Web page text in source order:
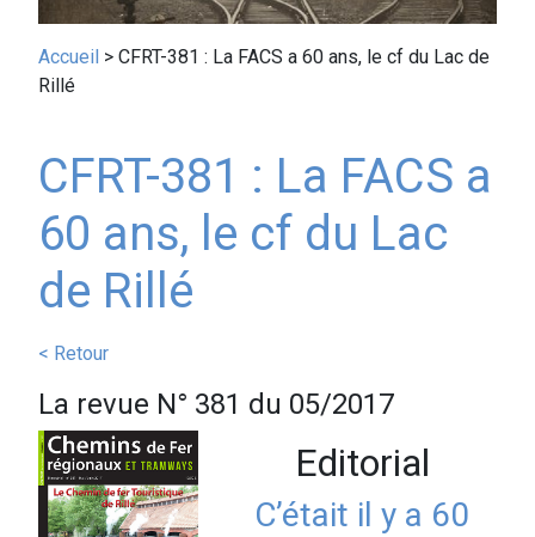
Fil
Accueil
CFRT-381 : La FACS a 60 ans, le cf du Lac de
Rillé
CFRT-381 : La FACS a
60 ans, le cf du Lac
de Rillé
< Retour
La revue N° 381 du 05/2017
Editorial
C’était il y a 60